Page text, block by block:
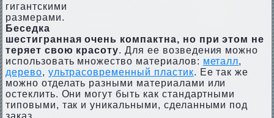
гигантскими
размерами.
Беседка
шестигранная очень компактна, но при этом не
теряет свою красоту. Для ее возведения можно
использовать множество материалов: металл,
дерево, ультрасовременный пластик. Ее так же
можно отделать разными материалами или
остеклить. Они могут быть как стандартными
типовыми, так и уникальными, сделанными под
заказ.